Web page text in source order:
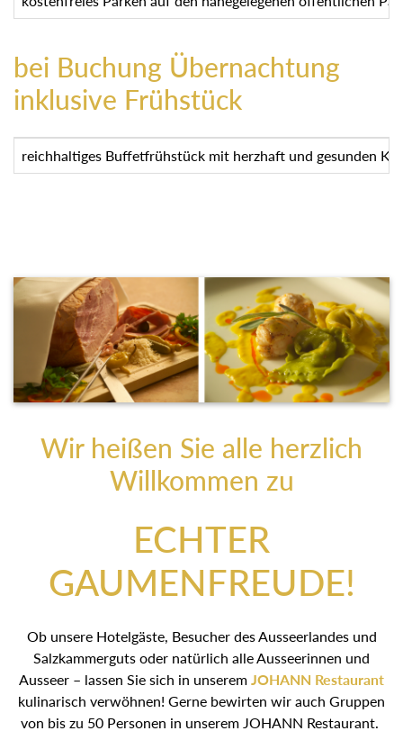
bei Buchung Übernachtung
inklusive Frühstück
reichhaltiges Buffetfrühstück mit herzhaft und gesunden
Wir heißen Sie alle herzlich
Willkommen zu
ECHTER
GAUMENFREUDE!
Ob unsere Hotelgäste, Besucher des Ausseerlandes und
Salzkammerguts oder natürlich alle Ausseerinnen und
Ausseer – lassen Sie sich in unserem JOHANN Restaurant
kulinarisch verwöhnen! Gerne bewirten wir auch Gruppen
von bis zu 50 Personen in unserem JOHANN Restaurant.